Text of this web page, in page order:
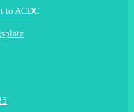
to ACDC